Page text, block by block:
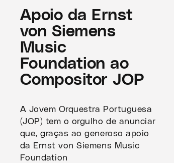
Apoio da Ernst
von Siemens
Music
Foundation ao
Compositor JOP
A Jovem Orquestra Portuguesa
(JOP) tem o orgulho de anunciar
que, graças ao generoso apoio
da Ernst von Siemens Music
Foundation